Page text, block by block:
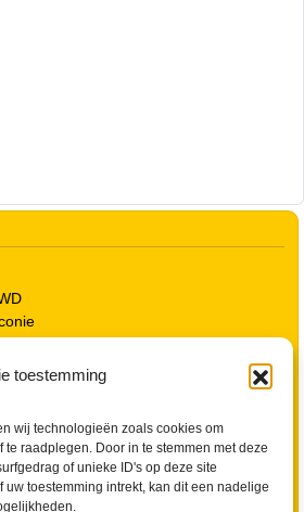
toestemming
wij technologieën zoals cookies om
raadplegen. Door in te stemmen met deze
of unieke ID's op deze site
toestemming intrekt, kan dit een nadelige
/ koster
kerkblad en website